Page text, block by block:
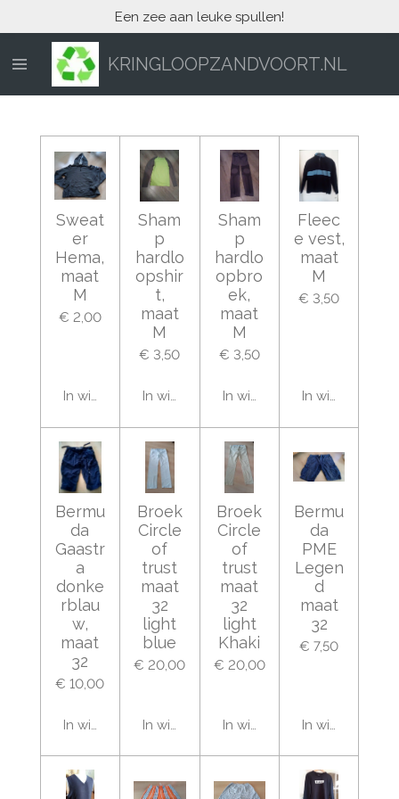
direct
naar
hoofdinhoud
KRINGLOOPZANDVOORT.NL
Een zee aan leuke spullen!
Sweat
er
Hema,
maat
M
€ 2,00
In winkelwagen
Sham
p
hardlo
opshir
t,
maat
M
€ 3,50
In winkelwagen
Sham
p
hardlo
opbro
ek,
maat
M
€ 3,50
In winkelwagen
Fleec
e vest,
maat
M
€ 3,50
In
Bermu
da
Gaastr
a
donke
rblau
w,
maat
32
€ 10,00
In winkelwagen
Broek
Circle
of
trust
maat
32
light
blue
€ 20,00
In winkelwagen
Broek
Circle
of
trust
maat
32
light
Khaki
€ 20,00
In winkelwagen
Bermu
da
PME
Legen
d
maat
32
€ 7,50
In